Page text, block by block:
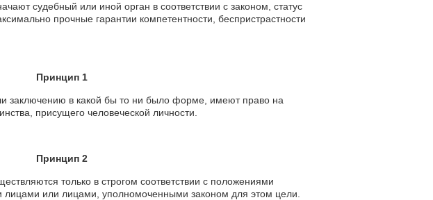
судебный или иной орган в соответствии с законом, статус
прочные гарантии компетентности, беспристрастности
Принцип 1
заключению в какой бы то ни было форме, имеют право на
присущего человеческой личности.
Принцип 2
только в строгом соответствии с положениями
или лицами, уполномоченными законом для этом цели.